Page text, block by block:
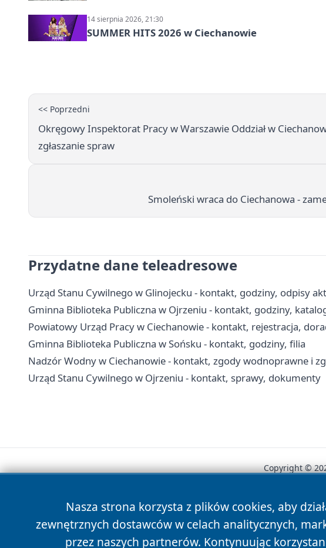
14 sierpnia 2026, 21:30
SUMMER HITS 2026 w Ciechanowie
<< Poprzedni
Okręgowy Inspektorat Pracy w Warszawie Oddział w
zgłaszanie spraw
Smoleński wraca do Ciechanowa -
Przydatne dane teleadresowe
Urząd Stanu Cywilnego w Glinojecku - kontakt, godziny, odpisy
Gminna Biblioteka Publiczna w Ojrzeniu - kontakt, godziny,
Powiatowy Urząd Pracy w Ciechanowie - kontakt, rejestracja,
Gminna Biblioteka Publiczna w Sońsku - kontakt, godziny, filia
Nadzór Wodny w Ciechanowie - kontakt, zgody wodnoprawne i
Urząd Stanu Cywilnego w Ojrzeniu - kontakt, sprawy, dokumenty
Nasza strona korzysta z plików cookies, aby
zewnętrznych dostawców w celach analitycznych,
przez naszych partnerów. Kontynuując
Copyright ©
News